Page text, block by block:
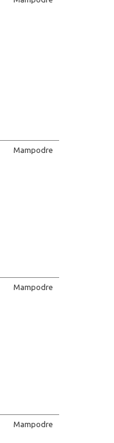
Mampodre
Mampodre
Mampodre